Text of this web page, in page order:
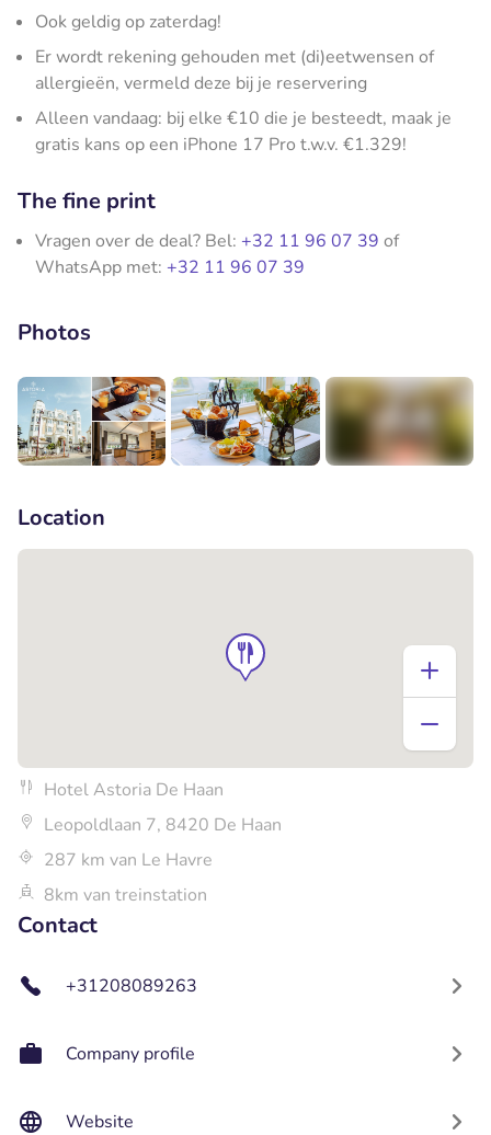
Ook geldig op zaterdag!
Er wordt rekening gehouden met (di)eetwensen of
allergieën, vermeld deze bij je reservering
Alleen vandaag: bij elke €10 die je besteedt, maak je
gratis kans op een iPhone 17 Pro t.w.v. €1.329!
The fine print
Vragen over de deal? Bel: +32 11 96 07 39 of
WhatsApp met: +32 11 96 07 39
Photos
Location
Hotel Astoria De Haan
Leopoldlaan 7, 8420 De Haan
287 km van Le Havre
8km van treinstation
Contact
+31208089263
Company profile
Website